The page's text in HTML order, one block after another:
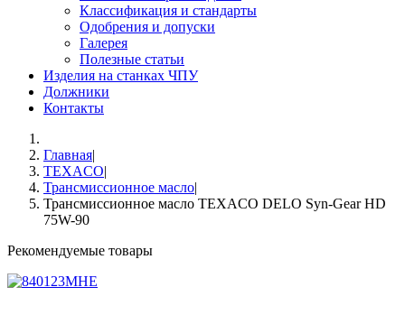
Классификация и стандарты
Одобрения и допуски
Галерея
Полезные статьи
Изделия на станках ЧПУ
Должники
Контакты
Главная|
TEXACO|
Трансмиссионное масло|
Трансмиссионное масло TEXACO DELO Syn-Gear HD
75W-90
Рекомендуемые товары